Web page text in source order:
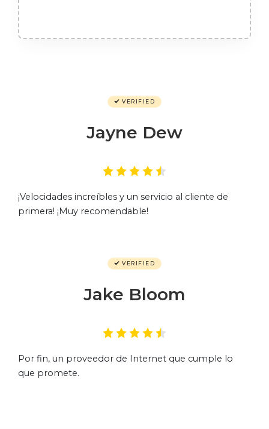
VERIFIED
Jayne Dew
¡Velocidades increíbles y un servicio al cliente de
primera! ¡Muy recomendable!
VERIFIED
Jake Bloom
Por fin, un proveedor de Internet que cumple lo
que promete.